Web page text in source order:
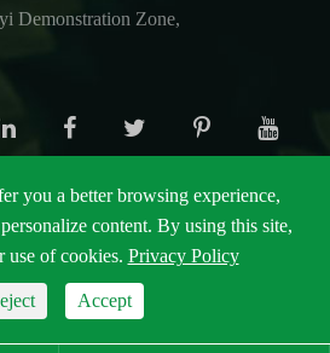
Demonstration Zone,
Biotechnology Co., Ltd.Todos
you a better browsing experience,
content. By using this site,
use of cookies. Privacy Policy
Accept